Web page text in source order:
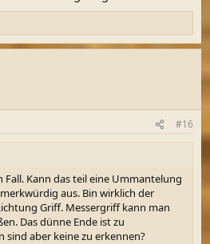
#16
Fall. Kann das teil eine Ummantelung
aus. Bin wirklich der
Griff. Messergriff kann man
Das dünne Ende ist zu
sind aber keine zu erkennen?